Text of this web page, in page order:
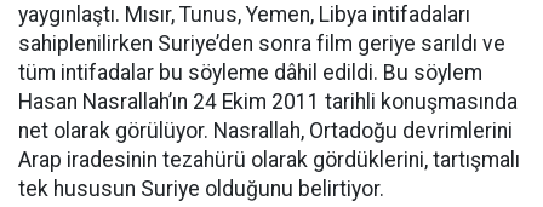
yaygınlaştı. Mısır, Tunus, Yemen, Libya intifadaları
sahiplenilirken Suriye’den sonra film geriye sarıldı ve
tüm intifadalar bu söyleme dâhil edildi. Bu söylem
Hasan Nasrallah’ın 24 Ekim 2011 tarihli konuşmasında
net olarak görülüyor. Nasrallah, Ortadoğu devrimlerini
Arap iradesinin tezahürü olarak gördüklerini, tartışmalı
tek hususun Suriye olduğunu belirtiyor.